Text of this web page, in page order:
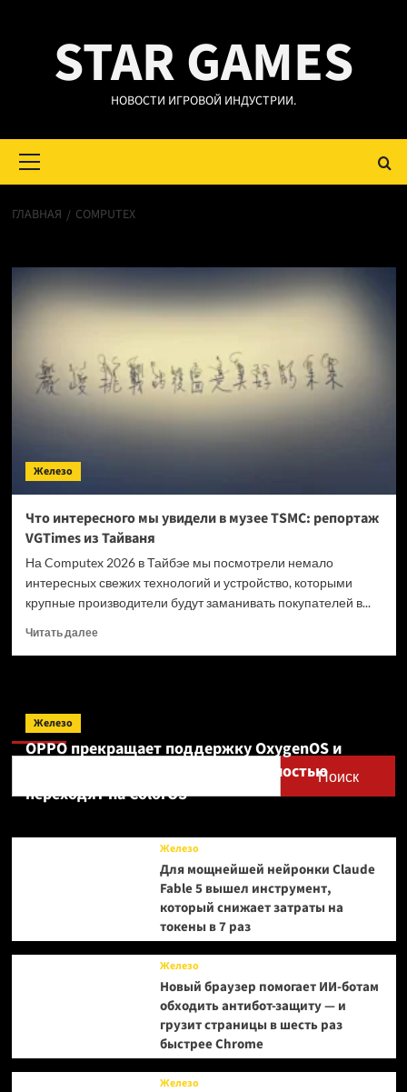
содержимомуSTAR GAMES
НОВОСТИ ИГРОВОЙ ИНДУСТРИИ.
меню
ГЛАВНАЯ COMPUTEX
Железо
Что интересного мы увидели в музее TSMC: репортаж
VGTimes из Тайваня
На Computex 2026 в Тайбэе мы посмотрели немало
интересных свежих технологий и устройство, которыми
крупные производители будут заманивать покупателей в...
Читать далееПрочитать
в
репортаж
из
Поиск
Поиск
Железо
OPPO прекращает поддержку OxygenOS и
Realme UI — OnePlus и realme полностью
переходят на ColorOS
Железо
Для мощнейшей нейронки Claude
Fable 5 вышел инструмент,
который снижает затраты на
токены в 7 раз
Железо
Новый браузер помогает ИИ-ботам
обходить антибот-защиту — и
грузит страницы в шесть раз
быстрее Chrome
Железо